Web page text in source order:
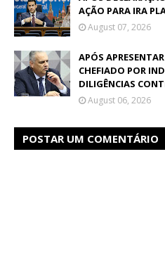
AÇÃO PARA IRA
August 07, 2026
APÓS
CHEFIADO POR
DILIGÊNCIAS
August 06, 2026
POSTAR UM COMENTÁRIO